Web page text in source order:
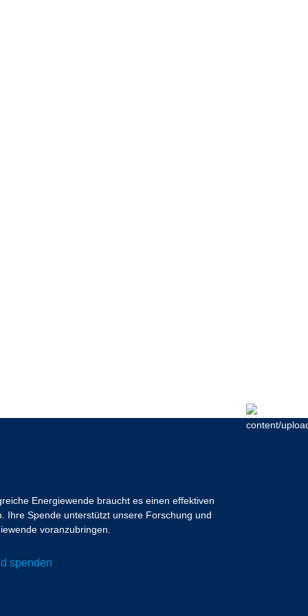
Energiewende braucht es einen effektiven
Ihre Spende unterstützt unsere Forschung und
voranzubringen.
spenden